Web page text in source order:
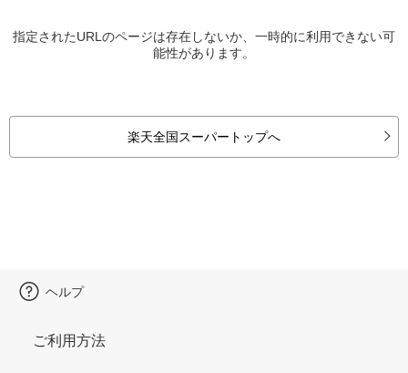
指定されたURLのページは存在しないか、一時的に利用できない可
能性があります。
楽天全国スーパートップへ
ヘルプ
ご利用方法